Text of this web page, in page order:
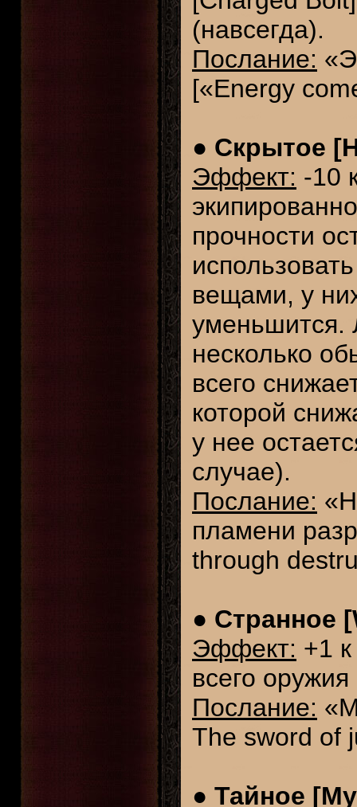
(навсегда).
Послание:
[«Energy
● Скрытое
Эффект: -10
прочности
вещами, у
уменьшится.
несколько
всего
которой
у нее
случае).
Послание:
пламени
through
● Странное
Эффект: +1
всего
Послание:
The sword of
● Тайное